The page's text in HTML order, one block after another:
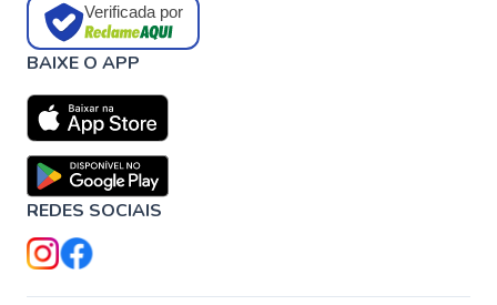
Verificada por
BAIXE O APP
REDES SOCIAIS